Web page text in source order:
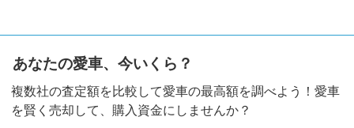
あなたの愛車、今いくら？
複数社の査定額を比較して愛車の最高額を調べよう！愛車
を賢く売却して、購入資金にしませんか？